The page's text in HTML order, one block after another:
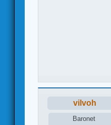
vilvoh
Baronet